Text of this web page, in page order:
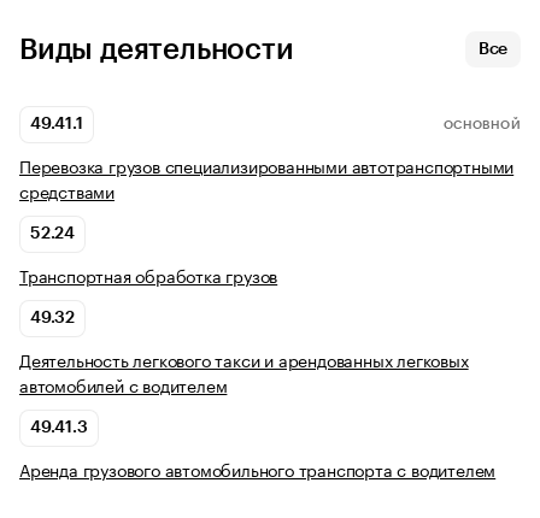
Виды деятельности Все
49.41.1 ОСНОВНОЙ
Перевозка грузов специализированными автотранспортными
средствами
52.24
Транспортная обработка грузов
49.32
Деятельность легкового такси и арендованных легковых
автомобилей с водителем
49.41.3
Аренда грузового автомобильного транспорта с водителем